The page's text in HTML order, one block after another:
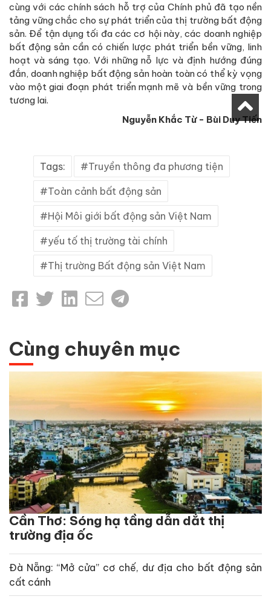
cùng với các chính sách hỗ trợ của Chính phủ đã tạo nền
tảng vững chắc cho sự phát triển của thị trường bất động
sản. Để tận dụng tối đa các cơ hội này, các doanh nghiệp
bất động sản cần có chiến lược phát triển bền vững, linh
hoạt và sáng tạo. Với những nỗ lực và định hướng đúng
đắn, doanh nghiệp bất động sản hoàn toàn có thể kỳ vọng
vào một giai đoạn phát triển mạnh mẽ và bền vững trong
tương lai.
Nguyễn Khắc Từ - Bùi Duy Tiến
Tags: Truyền thông đa phương tiện
Toàn cảnh bất động sản
Hội Môi giới bất động sản Việt Nam
yếu tố thị trường tài chính
Thị trường Bất động sản Việt Nam
Cùng chuyên mục
Cần Thơ: Sóng hạ tầng dẫn dắt thị
trường địa ốc
Đà Nẵng: “Mở cửa” cơ chế, dư địa cho bất động sản
cất cánh